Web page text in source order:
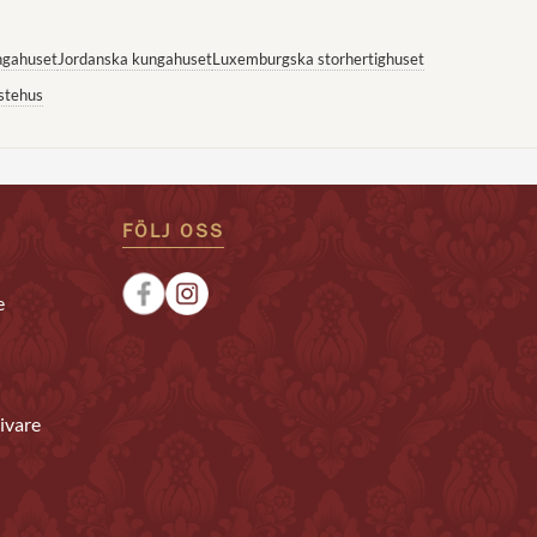
Jordanska kungahusetLuxemburgska storhertighuset
FÖLJ OSS